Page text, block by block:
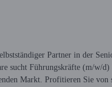
Partner in der
sucht Führungskräfte (m/w/d)
Markt. Profitieren Sie von